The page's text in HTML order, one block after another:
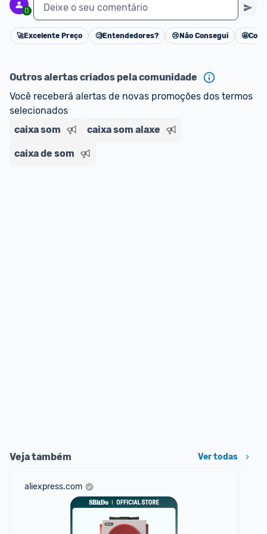
0 Deixe o seu comentário
Cancelar
🚀Excelente Preço 🧐Entendedores? 😢 Não Consegui 🤩
Outros alertas criados pela comunidade
Você receberá alertas de novas promoções dos termos
selecionados
caixa som
caixa som alaxe
caixa de som
Veja também Ver todas
aliexpress.com